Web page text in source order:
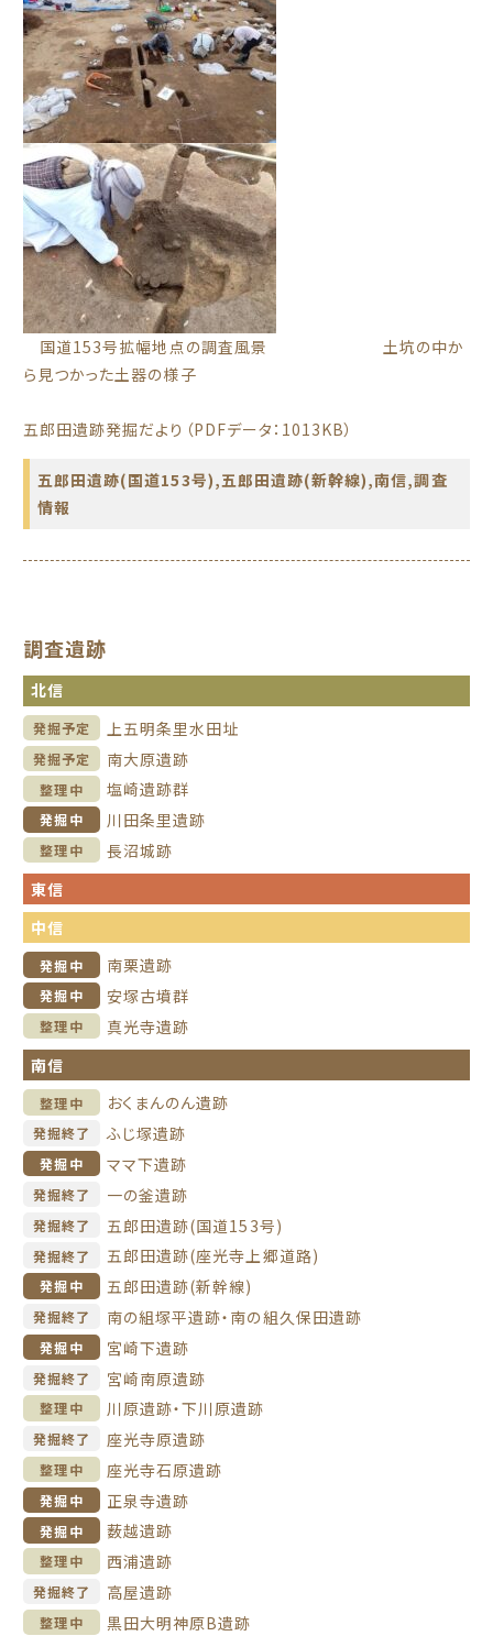
国道153号拡幅地点の調査風景 土坑の中か
ら見つかった土器の様子
五郎田遺跡発掘だより（PDFデータ：1013KB）
五郎田遺跡(国道153号),五郎田遺跡(新幹線),南信,調査
情報
調査遺跡
北信
発掘予定 上五明条里水田址
発掘予定 南大原遺跡
整理中 塩崎遺跡群
発掘中 川田条里遺跡
整理中
長沼城跡
東信
中信
発掘中 南栗遺跡
発掘中 安塚古墳群
整理中
真光寺遺跡
南信
整理中 おくまんのん遺跡
発掘終了 ふじ塚遺跡
発掘中 ママ下遺跡
発掘終了 一の釜遺跡
発掘終了 五郎田遺跡(国道153号)
発掘終了 五郎田遺跡(座光寺上郷道路)
発掘中 五郎田遺跡(新幹線)
発掘終了 南の組塚平遺跡・南の組久保田遺跡
発掘中 宮崎下遺跡
発掘終了 宮崎南原遺跡
整理中 川原遺跡・下川原遺跡
発掘終了 座光寺原遺跡
整理中 座光寺石原遺跡
発掘中 正泉寺遺跡
発掘中 薮越遺跡
整理中 西浦遺跡
発掘終了 高屋遺跡
整理中 黒田大明神原B遺跡